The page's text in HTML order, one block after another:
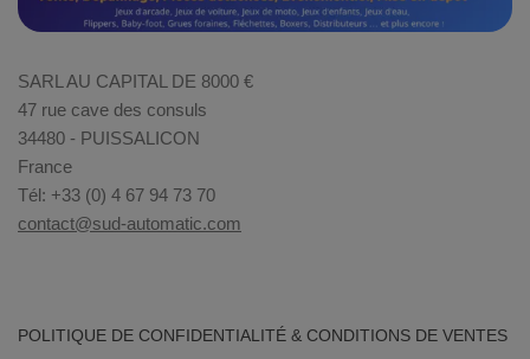
SARL AU CAPITAL DE 8000 €
47 rue cave des consuls
34480 - PUISSALICON
France
Tél: +33 (0) 4 67 94 73 70
contact@sud-automatic.com
POLITIQUE DE CONFIDENTIALITÉ & CONDITIONS DE VENTES